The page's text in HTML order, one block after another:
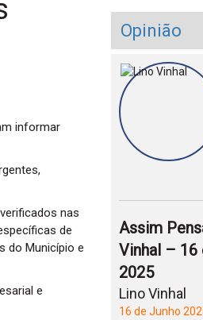
informar
nas
de
do Município e
e
Opinião
Assim
Vinhal – 16
2025
Lino Vinhal
16 de Junho